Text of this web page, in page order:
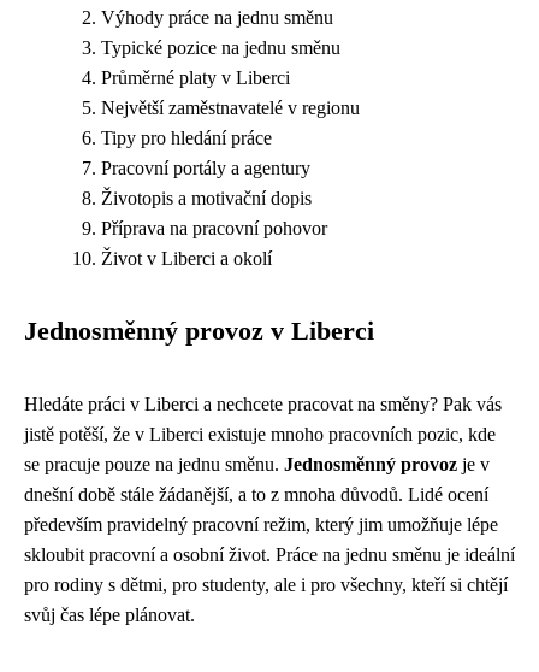
Výhody práce na jednu směnu
Typické pozice na jednu směnu
Průměrné platy v Liberci
Největší zaměstnavatelé v regionu
Tipy pro hledání práce
Pracovní portály a agentury
Životopis a motivační dopis
Příprava na pracovní pohovor
Život v Liberci a okolí
Jednosměnný provoz v Liberci
Hledáte práci v Liberci a nechcete pracovat na směny? Pak vás
jistě potěší, že v Liberci existuje mnoho pracovních pozic, kde
se pracuje pouze na jednu směnu. Jednosměnný provoz je v
dnešní době stále žádanější, a to z mnoha důvodů. Lidé ocení
především pravidelný pracovní režim, který jim umožňuje lépe
skloubit pracovní a osobní život. Práce na jednu směnu je ideální
pro rodiny s dětmi, pro studenty, ale i pro všechny, kteří si chtějí
svůj čas lépe plánovat.